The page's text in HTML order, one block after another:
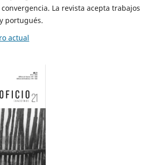
La revista acepta trabajos
portugués.
actual